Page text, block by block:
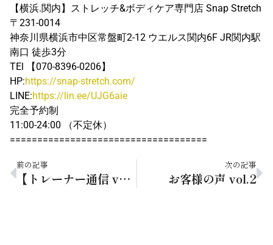
【横浜.関内】ストレッチ&ボディケア専門店 Snap Stretch
〒231-0014
神奈川県横浜市中区常盤町2-12 ウエルス関内6F JR関内駅
南口 徒歩3分
TEl 【070-8396-0206】
HP:https://snap-stretch.com/
LINE:https://lin.ee/UJG6aie
完全予約制
11:00-24:00 （不定休）
====================================
前の記事
【トレーナー通信 vol.35】またまた全日本選手権に出場決定！！
次の記事
お客様の声 vol.2